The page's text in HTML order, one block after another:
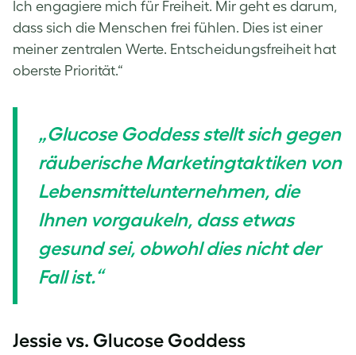
Ich engagiere mich für Freiheit. Mir geht es darum,
dass sich die Menschen frei fühlen. Dies ist einer
meiner zentralen Werte. Entscheidungsfreiheit hat
oberste Priorität.“
„Glucose Goddess stellt sich gegen
räuberische Marketingtaktiken von
Lebensmittelunternehmen, die
Ihnen vorgaukeln, dass etwas
gesund sei, obwohl dies nicht der
Fall ist.“
Jessie vs. Glucose Goddess